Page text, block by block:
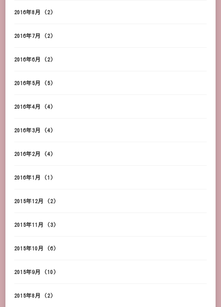
2016年8月 (2)
2016年7月 (2)
2016年6月 (2)
2016年5月 (5)
2016年4月 (4)
2016年3月 (4)
2016年2月 (4)
2016年1月 (1)
2015年12月 (2)
2015年11月 (3)
2015年10月 (6)
2015年9月 (10)
2015年8月 (2)